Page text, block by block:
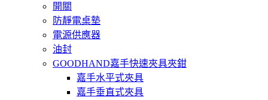
開關
防靜電桌墊
電源供應器
油封
GOODHAND嘉手快速夾具夾鉗
嘉手水平式夾具
嘉手垂直式夾具